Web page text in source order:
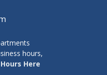
hours,
Here